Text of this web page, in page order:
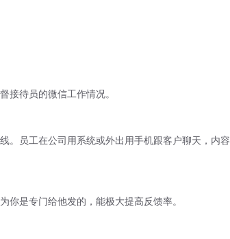
接待员的微信工作情况。
员工在公司用系统或外出用手机跟客户聊天，内容
你是专门给他发的，能极大提高反馈率。